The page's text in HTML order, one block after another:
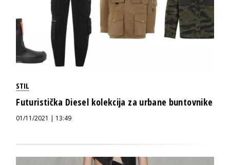
STIL
Futuristička Diesel kolekcija za urbane buntovnike
01/11/2021 | 13:49